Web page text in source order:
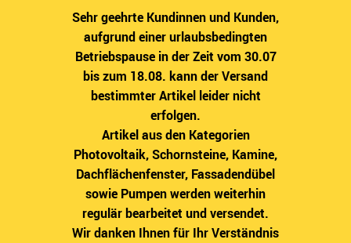
Sehr geehrte Kundinnen und Kunden,
aufgrund einer urlaubsbedingten
Betriebspause in der Zeit vom 30.07
bis zum 18.08. kann der Versand
bestimmter Artikel leider nicht
erfolgen.
Artikel aus den Kategorien
Photovoltaik, Schornsteine, Kamine,
Dachflächenfenster, Fassadendübel
sowie Pumpen werden weiterhin
regulär bearbeitet und versendet.
Wir danken Ihnen für Ihr Verständnis